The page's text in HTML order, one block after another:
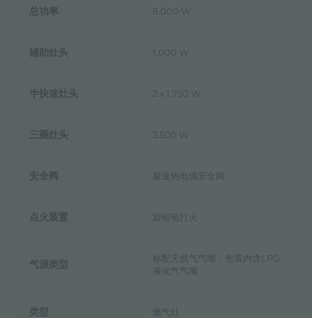
总功率 8.000 W
辅助灶头 1.000 W
半快速灶头 2 x 1.750 W
三圈灶头 3.500 W
安全阀 极速热电偶安全阀
点火装置 旋钮电打火
气源类型
标配天然气气嘴，包装内含LPG
液化气气嘴
类型 燃气灶